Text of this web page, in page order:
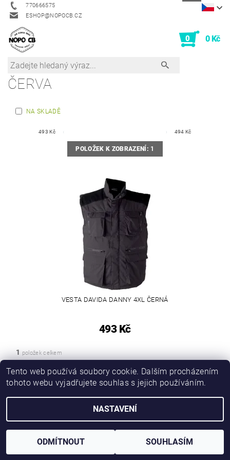
770666575
ESHOP@NOPOCB.CZ
0 0 Kč
ČERVA
NA SKLADĚ
493 Kč 494 Kč
POLOŽEK K ZOBRAZENÍ: 1
VESTA DAVIDA DANNY 4XL ČERNÁ
493 Kč
1 položek celkem
2026 © Novotný NOPO CB, všechna práva vyhrazena
Tento web používá soubory cookie. Dalším procházením
tohoto webu vyjadřujete souhlas s jejich používáním.
NASTAVENÍ
ODMÍTNOUT SOUHLASÍM